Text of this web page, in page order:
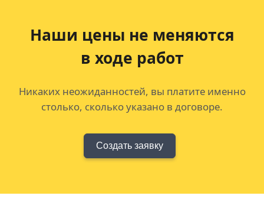
Наши цены не меняются
в ходе работ
Никаких неожиданностей, вы платите именно
столько, сколько указано в договоре.
Создать заявку